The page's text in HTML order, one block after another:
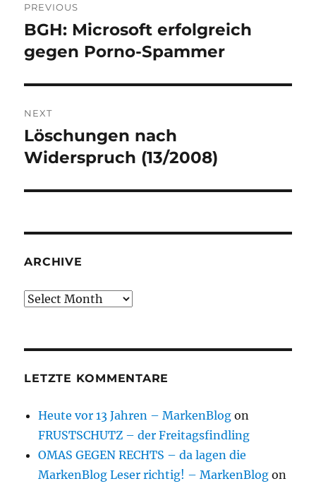
navigation
PREVIOUS
Previous
post:
BGH: Microsoft erfolgreich
gegen Porno-Spammer
NEXT
Next
post:
Löschungen nach
Widerspruch (13/2008)
ARCHIVE
Archive
LETZTE KOMMENTARE
Heute vor 13 Jahren – MarkenBlog on
FRUSTSCHUTZ – der Freitagsfindling
OMAS GEGEN RECHTS – da lagen die
MarkenBlog Leser richtig! – MarkenBlog on